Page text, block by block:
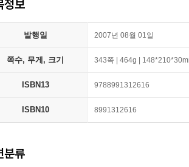
정보
발행일 2007년 08월 01일
쪽수, 무게, 크기 343쪽 | 464g |
ISBN13 9788991312616
ISBN10 8991312616
분류